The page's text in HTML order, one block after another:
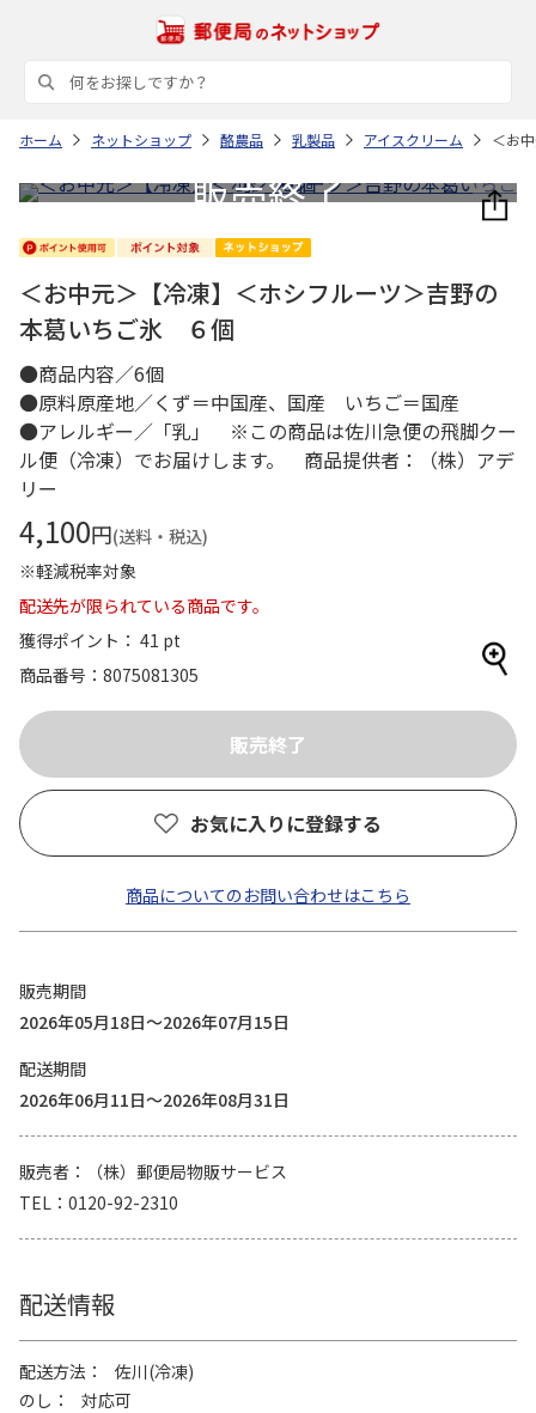
ホーム ネットショップ 酪農品 乳製品 アイスクリーム ＜お
＜お中元＞【冷凍】＜ホシフルーツ＞吉野の
本葛いちご氷 ６個
●商品内容／6個
●原料原産地／くず＝中国産、国産 いちご＝国産
●アレルギー／「乳」 ※この商品は佐川急便の飛脚クー
ル便（冷凍）でお届けします。 商品提供者：（株）アデ
リー
4,100円(送料・税込)
※軽減税率対象
配送先が限られている商品です。
獲得ポイント： 41 pt
商品番号
8075081305
お気に入りに登録する
商品についてのお問い合わせはこちら
販売期間
2026年05月18日～2026年07月15日
配送期間
2026年06月11日～2026年08月31日
販売者
（株）郵便局物販サービス
TEL
0120-92-2310
配送情報
配送方法
佐川(冷凍)
のし
対応可